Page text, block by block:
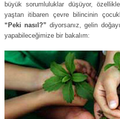
büyük sorumluluklar düşüyor,
yaştan itibaren çevre bilincinin
“Peki nasıl?” diyorsanız, gelin
yapabileceğimize bir bakalım: